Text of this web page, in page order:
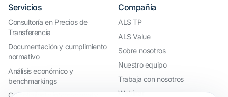
Servicios
Consultoría en Precios de
Transferencia
Documentación y cumplimiento
normativo
Análisis económico y
benchmarkings
Cumplimiento internacional y
Compañía
ALS TP
ALS Value
Sobre nosotros
Nuestro equipo
Trabaja con nosotros
Webinar